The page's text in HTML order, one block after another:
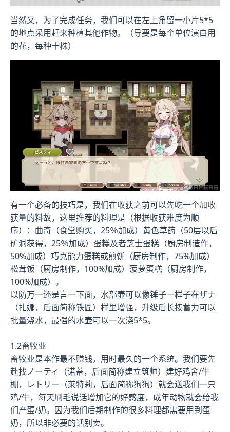
当然又，为了完成任务，我们可以在左上角留一小片5*5
的地点采用赶来种植其他作物。（导要是每个单位演白用
的花，每种十株）
有一个必备的技巧是，我们在收获之前可以先吃一个加收
获量的料故，这里推荐的料理是（根据收获难度为顺
序）：曲奇（食堂购买，25％加成）黄色草药（50层以后
矿洞获得，25％加成）蛋糕及者芝士蛋糕（厨房制造作，
50%加成）巧克能力蛋糕或煎饼（厨房制作，75%加成）
松茸饭（厨房制作，100%加成）菠萝蛋糕（厨房制作，
100%加成）。
以防万一还是言一下面，水部壶可以像锤子一样子在ザナ
（扎娜，后面简称铁匠）样里增强，升级后长按蓄力可以
批量浇水，最强的水壶可以一次浇5*5。
1.2畜牧业
畜牧业是本作最不赚钱，用时最久的一个系统。我们要先
赴找ノーティ（诺蒂，后面简称建立筑师）建好鸡舍/牛
棚，レトリー（莱特莉，后面简称狗狗）就会送我们一只
鸡/牛，每天刷毛说话增加它的好感度，成年动物就会给我
们产蛋/奶。因为我们后期制作的很多料理都需要用到蛋
奶，所以非必要的话别卖。